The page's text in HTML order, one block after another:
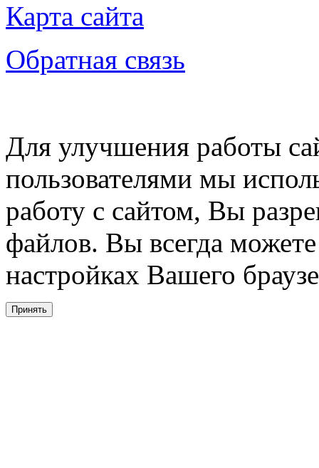
Карта сайта
Обратная связь
Для улучшения работы
пользователями мы
работу с сайтом, Вы
файлов. Вы всегда
настройках Вашего
Принять